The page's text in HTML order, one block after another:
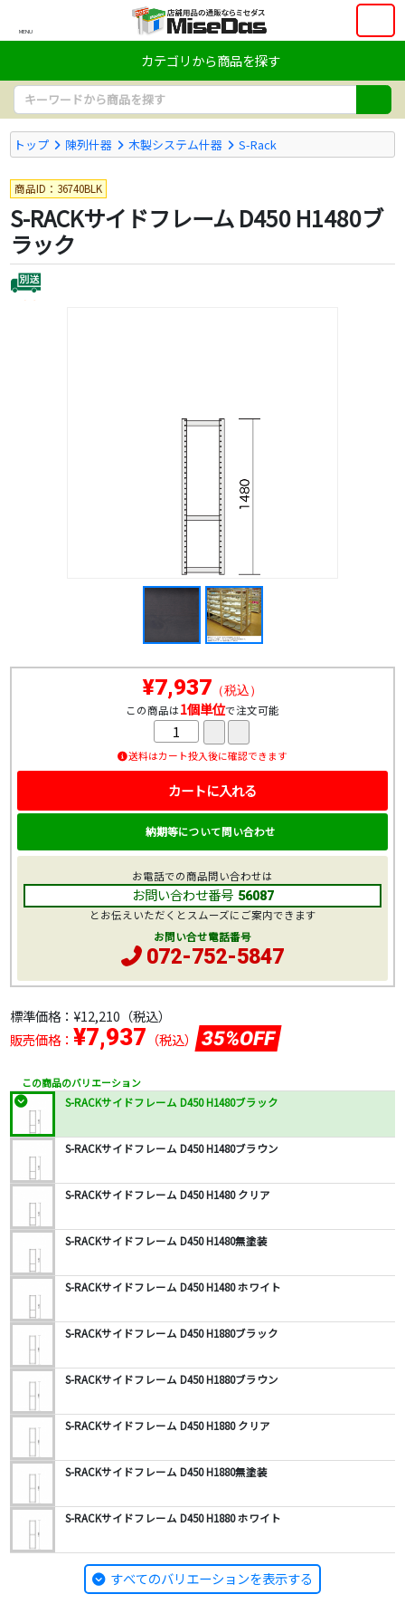
MENU
カテゴリから商品を探す
トップ 陳列什器 木製システム什器 S-Rack
商品ID：36740BLK
S-RACKサイドフレーム D450 H1480ブ
ラック
標準価格： ¥12,210 （税込）
販売価格： ¥7,937 （税込） 35%OFF
この商品のバリエーション
S-RACKサイドフレーム D450 H1480ブラック
S-RACKサイドフレーム D450 H1480ブラウン
S-RACKサイドフレーム D450 H1480 クリア
S-RACKサイドフレーム D450 H1480無塗装
S-RACKサイドフレーム D450 H1480 ホワイト
S-RACKサイドフレーム D450 H1880ブラック
S-RACKサイドフレーム D450 H1880ブラウン
S-RACKサイドフレーム D450 H1880 クリア
S-RACKサイドフレーム D450 H1880無塗装
S-RACKサイドフレーム D450 H1880 ホワイト
すべてのバリエーションを表示する
¥7,937 （税込）
この商品は1個単位で注文可能
送料はカート投入後に確認できます
カートに入れる
納期等について問い合わせ
お電話での商品問い合わせは
お問い合わせ番号 56087
とお伝えいただくとスムーズにご案内できます
お問い合せ電話番号
072-752-5847